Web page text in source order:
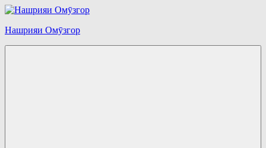
Перейти
содержимому
Нашрияи Омӯзгор